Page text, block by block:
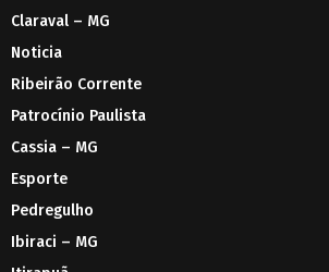
Claraval – MG
Noticia
Ribeirão Corrente
Patrocínio Paulista
Cassia – MG
Esporte
Pedregulho
Ibiraci – MG